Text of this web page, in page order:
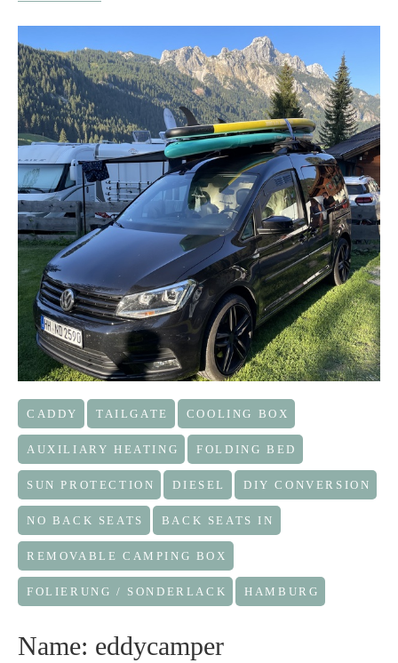
CADDY TAILGATE COOLING BOX
AUXILIARY HEATING FOLDING BED
SUN PROTECTION DIESEL DIY CONVERSION
NO BACK SEATS BACK SEATS IN
REMOVABLE CAMPING BOX
FOLIERUNG / SONDERLACK HAMBURG
Name: eddycamper